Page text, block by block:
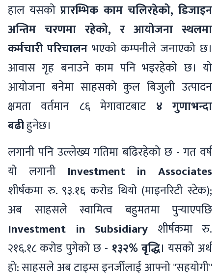
हाल यसकोप्रारम्भिक काम चलिरहेको, डिजाइन
अन्तिम चरणमा रहेको, र आयोजना स्थलमा
कर्मचारी परिचालन भएको कम्पनीले जनाएको छ।
आवास गृह बनाउने काम पनि भइरहेको छ। यो
आयोजना बनेमा साहसको कुल बिजुली उत्पादन
क्षमता वर्तमान ८६ मेगावाटबाट ४ गुणाभन्दा
बढीहुनेछ।
लगानी पनि उल्लेख्य गतिमा बढिरहेको छ - गत वर्ष
यो लगानी Investment in Associates
शीर्षकमा रु. ९३.१६ करोड थियो (माइनरिटी स्टेक);
अब साहसले स्वामित्व बहुमतमा पुर्‍याएपछि
Investment in Subsidiary शीर्षकमा रु.
२१६.१८ करोड पुगेको छ - १३२% वृद्धि। यसको अर्थ
हो: साहसले अब टाइम्स इनर्जीलाई आफ्नो "सहयोगी"